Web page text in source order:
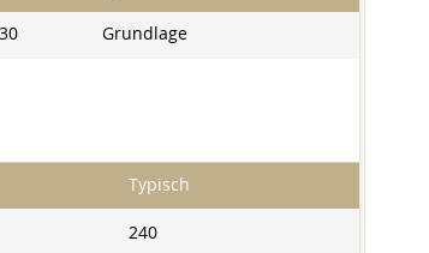
Grundlage
Typisch
240